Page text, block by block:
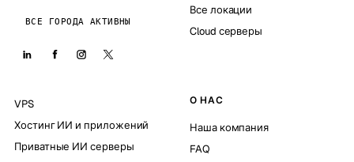
ВСЕ ГОРОДА АКТИВНЫ
Все локации
Cloud серверы
VPS
Хостинг ИИ и приложений
Приватные ИИ серверы
О НАС
Наша компания
FAQ